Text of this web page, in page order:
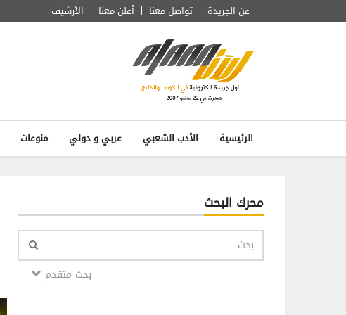
الأرشيف أعلن معنا تواصل معنا عن الجريدة
منوعات عربي و دولي الأدب الشعبي الرئيسية
محرك البحث
بحث متقدم